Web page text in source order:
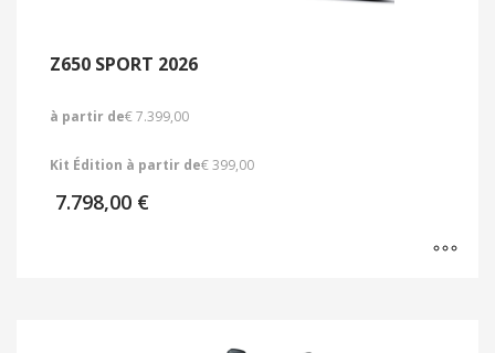
Z650 SPORT 2026
à partir de€ 7.399,00
Kit Édition à partir de€ 399,00
7.798,00 €